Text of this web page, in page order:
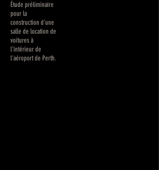
Étude préliminaire
pour la
construction d'une
salle de location de
voitures à
l'intérieur de
l'aéroport de Perth.